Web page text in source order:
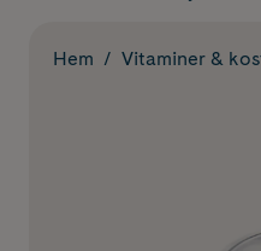
Hem Vitaminer &